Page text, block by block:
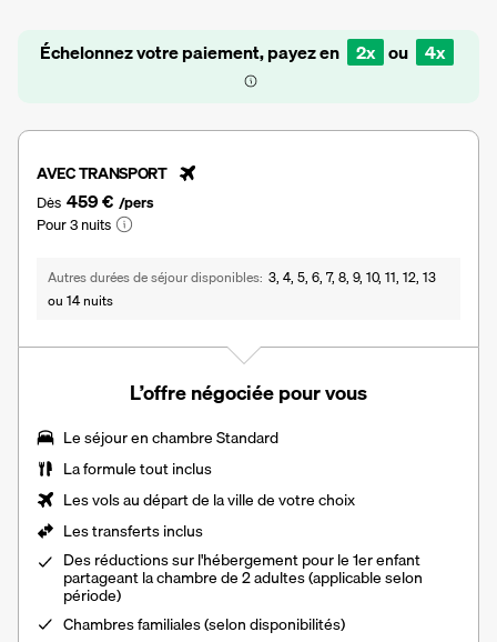
Échelonnez votre paiement, payez en 2x ou 4x
AVEC TRANSPORT
Dès 459 € /pers
Pour 3 nuits
Autres durées de séjour disponibles 3, 4, 5, 6, 7, 8, 9, 10, 11, 12, 13
ou 14 nuits
L’offre négociée pour vous
Le séjour enchambre Standard
Laformule tout inclus
Les vols au départ de la ville de votre choix
Lestransferts inclus
Des réductions sur l'hébergement pour le 1er enfant
partageant la chambre de 2 adultes (applicable selon
période)
Chambres familiales (selon disponibilités)